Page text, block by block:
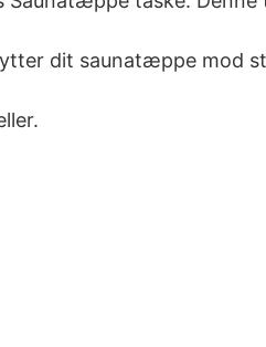
dit saunatæppe mod